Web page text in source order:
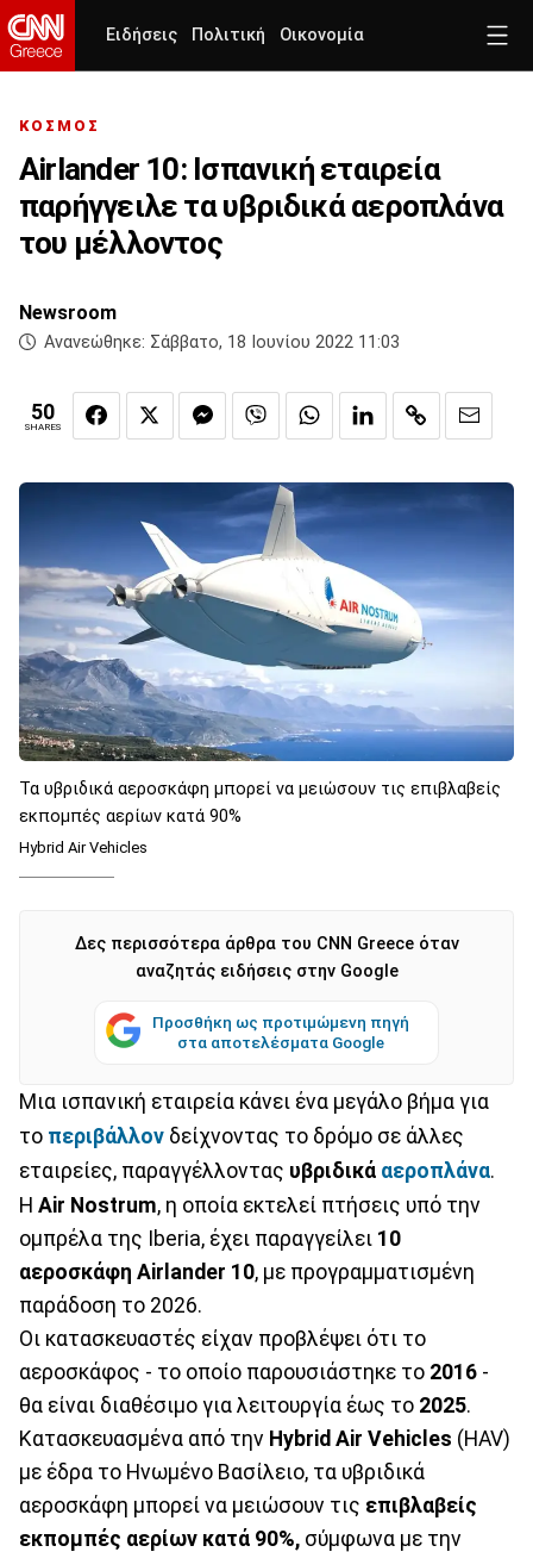
Ειδήσεις Πολιτική Οικονομία
ΚΟΣΜΟΣ
Airlander 10: Ισπανική εταιρεία
παρήγγειλε τα υβριδικά αεροπλάνα
του μέλλοντος
Newsroom
Ανανεώθηκε: Σάββατο, 18 Ιουνίου 2022 11:03
50
SHARES
Τα υβριδικά αεροσκάφη μπορεί να μειώσουν τις επιβλαβείς
εκπομπές αερίων κατά 90%
Hybrid Air Vehicles
Δες περισσότερα άρθρα του CNN Greece όταν
αναζητάς ειδήσεις στην Google
Προσθήκη ως προτιμώμενη πηγή
στα αποτελέσματα Google
Μια ισπανική εταιρεία κάνει ένα μεγάλο βήμα για
το περιβάλλον δείχνοντας το δρόμο σε άλλες
εταιρείες, παραγγέλλοντας υβριδικά αεροπλάνα.
Η Air Nostrum, η οποία εκτελεί πτήσεις υπό την
ομπρέλα της Iberia, έχει παραγγείλει 10
αεροσκάφη Airlander 10, με προγραμματισμένη
παράδοση το 2026.
Οι κατασκευαστές είχαν προβλέψει ότι το
αεροσκάφος - το οποίο παρουσιάστηκε το 2016 -
θα είναι διαθέσιμο για λειτουργία έως το 2025.
Κατασκευασμένα από την Hybrid Air Vehicles (HAV)
με έδρα το Ηνωμένο Βασίλειο, τα υβριδικά
αεροσκάφη μπορεί να μειώσουν τις επιβλαβείς
εκπομπές αερίων κατά 90%, σύμφωνα με την